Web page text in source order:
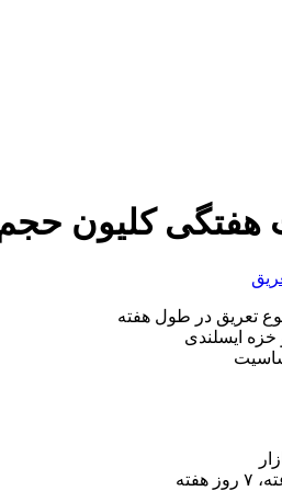
کلیون حجم
تعریق در طول هفته
خزه ایسلندی